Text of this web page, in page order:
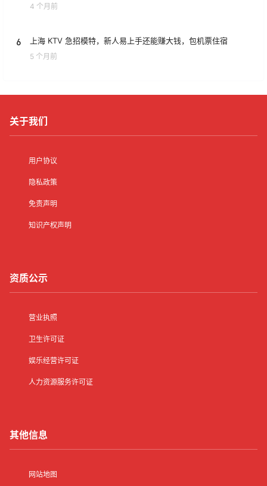
4 个月前
6 上海 KTV 急招模特，新人易上手还能赚大钱，包机票住宿
5 个月前
关于我们
用户协议
隐私政策
免责声明
知识产权声明
资质公示
营业执照
卫生许可证
娱乐经营许可证
人力资源服务许可证
其他信息
网站地图